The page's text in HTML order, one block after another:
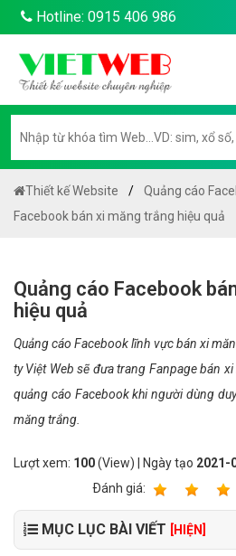
Hotline: 0915 406 986
Thiết kế Website Quảng cáo
Facebook bán xi măng trắng hiệu quả
Quảng cáo Facebook
hiệu quả
Quảng cáo Facebook lĩnh vực bán xi
ty Việt Web sẽ đưa trang Fanpage bán
quảng cáo Facebook khi người dùng
măng trắng.
Lượt xem: 100(View) | Ngày tạo 2021-
Ðánh giá:
MỤC LỤC BÀI VIẾT [HIỆN]